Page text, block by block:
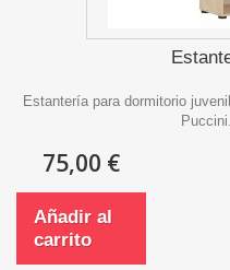
Estantería para dormitorio
75,00 €
Añadir al
carrito